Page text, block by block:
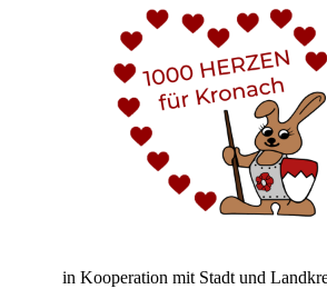
in Kooperation mit Stadt und